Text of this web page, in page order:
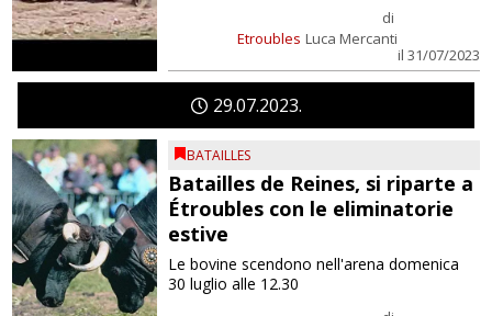
Etroubles
di
Luca Mercanti
il 31/07/2023
2907 2023
BATAILLES
Batailles de Reines, si riparte a
Étroubles con le eliminatorie
estive
Le bovine scendono nell'arena domenica
30 luglio alle 12.30